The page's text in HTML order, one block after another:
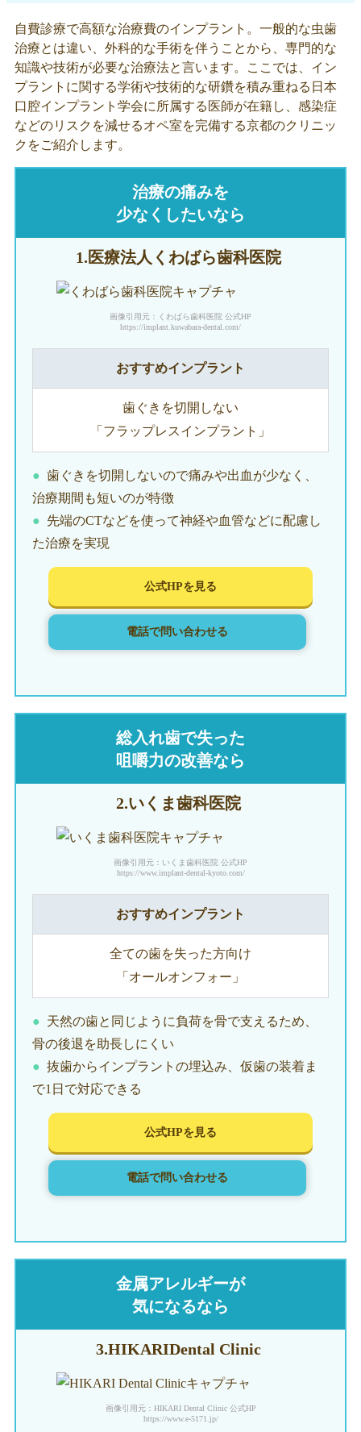
自費診療で高額な治療費のインプラント。一般的な虫歯
治療とは違い、外科的な手術を伴うことから、専門的な
知識や技術が必要な治療法と言います。ここでは、イン
プラントに関する学術や技術的な研鑽を積み重ねる日本
口腔インプラント学会に所属する医師が在籍し、感染症
などのリスクを減せるオペ室を完備する京都のクリニッ
クをご紹介します。
治療の痛みを
少なくしたいなら
1.医療法人 くわばら歯科医院
画像引用元：くわばら歯科医院 公式HP
https://implant.kuwabara-dental.com/
おすすめインプラント
歯ぐきを切開しない
「フラップレスインプラント」
歯ぐきを切開しないので痛みや出血が少なく、
治療期間も短いのが特徴
先端のCTなどを使って神経や血管などに配慮し
た治療を実現
公式HPを見る
電話で問い合わせる
総入れ歯で失った
咀嚼力の改善なら
2.いくま歯科医院
画像引用元：いくま歯科医院 公式HP
https://www.implant-dental-kyoto.com/
おすすめインプラント
全ての歯を失った方向け
「オールオンフォー」
天然の歯と同じように負荷を骨で支えるため、
骨の後退を助長しにくい
抜歯からインプラントの埋込み、仮歯の装着ま
で1日で対応できる
公式HPを見る
電話で問い合わせる
金属アレルギーが
気になるなら
3.HIKARIDental Clinic
画像引用元：HIKARI Dental Clinic 公式HP
https://www.e-5171.jp/